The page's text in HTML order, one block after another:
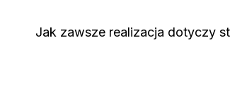
Jak zawsze realizacja dotyczy